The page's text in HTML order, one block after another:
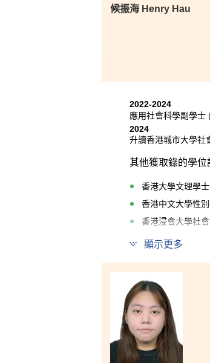
候振海 Henry Hau
2022-2024
應用社會科學副學士
2024
升讀香港城市大學社
其他獲取錄的學位
香港大學文理學
香港中文大學性
香港浸會大學社
香港教育大學特
「只要相信夢，定
好捉緊它！千萬
試過就放棄，就
學習到更多，就
把握了入讀書院
顯示更多